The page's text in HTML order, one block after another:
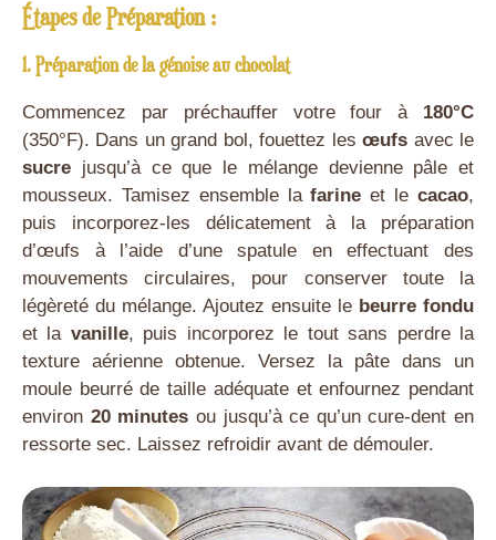
Étapes de Préparation :
1. Préparation de la génoise au chocolat
Commencez par préchauffer votre four à 180°C
(350°F). Dans un grand bol, fouettez lesœufs avec le
sucre jusqu’à ce que le mélange devienne pâle et
mousseux. Tamisez ensemble lafarine et lecacao,
puis incorporez-les délicatement à la préparation
d’œufs à l’aide d’une spatule en effectuant des
mouvements circulaires, pour conserver toute la
légèreté du mélange. Ajoutez ensuite le beurre fondu
et la vanille, puis incorporez le tout sans perdre la
texture aérienne obtenue. Versez la pâte dans un
moule beurré de taille adéquate et enfournez pendant
environ 20 minutes ou jusqu’à ce qu’un cure-dent en
ressorte sec. Laissez refroidir avant de démouler.